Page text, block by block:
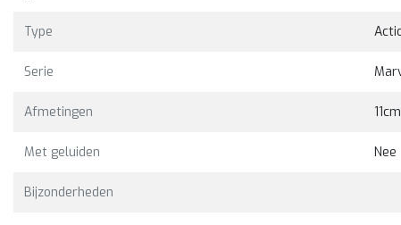
Type
Serie
Afmetingen
Met geluiden Nee
Bijzonderheden
van Wolverine uit de film
& Wolverine. Deluxe
Marvel's the Silver Surfer,